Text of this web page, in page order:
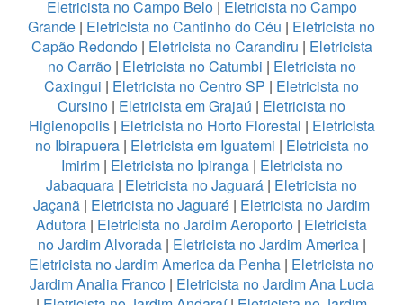
Eletricista no Campo Belo| Eletricista no Campo
Grande | Eletricista no Cantinho do Céu | Eletricista no
Capão Redondo| Eletricista no Carandiru | Eletricista
no Carrão| Eletricista no Catumbi | Eletricista no
Caxingui | Eletricista no Centro SP | Eletricista no
Cursino | Eletricista em Grajaú | Eletricista no
Higienopolis| Eletricista no Horto Florestal | Eletricista
no Ibirapuera| Eletricista em Iguatemi | Eletricista no
Imirim| Eletricista no Ipiranga| Eletricista no
Jabaquara | Eletricista no Jaguará | Eletricista no
Jaçanã | Eletricista no Jaguaré | Eletricista no Jardim
Adutora | Eletricista no Jardim Aeroporto | Eletricista
no Jardim Alvorada| Eletricista no Jardim America|
Eletricista no Jardim America da Penha | Eletricista no
Jardim Analia Franco| Eletricista no Jardim Ana Lucia